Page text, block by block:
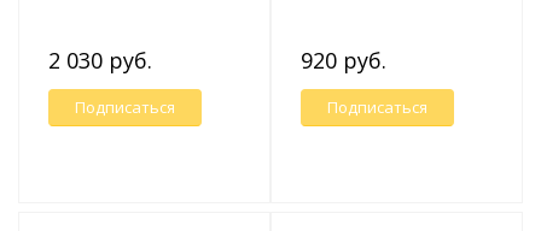
2 030 руб.
Подписаться
920 руб.
Подписаться